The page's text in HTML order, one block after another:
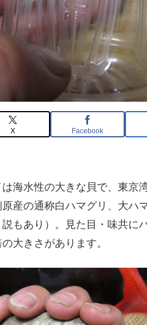
X Facebook
海水性の大きな貝で、東京
原産の通称白ハマグリ、大
もあり）。見た目・味共に
大きさがあります。